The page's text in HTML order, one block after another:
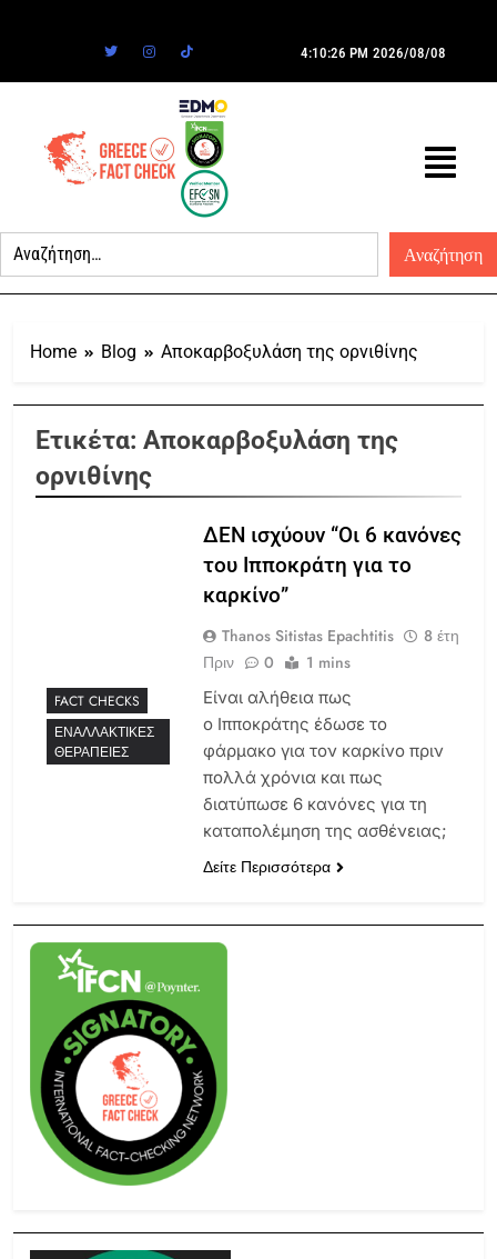
4:10:26 PM 2026/08/08
Home Blog Αποκαρβοξυλάση της ορνιθίνης
Ετικέτα: Αποκαρβοξυλάση της
ορνιθίνης
FACT CHECKS
ΕΝΑΛΛΑΚΤΙΚΈΣ
ΘΕΡΑΠΕΊΕΣ
ΔΕΝ ισχύουν “Οι 6 κανόνες
του Ιπποκράτη για το
καρκίνο”
Thanos Sitistas Epachtitis
8 έτη
Πριν
0 1 mins
Είναι αλήθεια πως
ο Ιπποκράτης έδωσε το
φάρμακο για τον καρκίνο πριν
πολλά χρόνια και πως
διατύπωσε 6 κανόνες για τη
καταπολέμηση της ασθένειας;
Δείτε Περισσότερα